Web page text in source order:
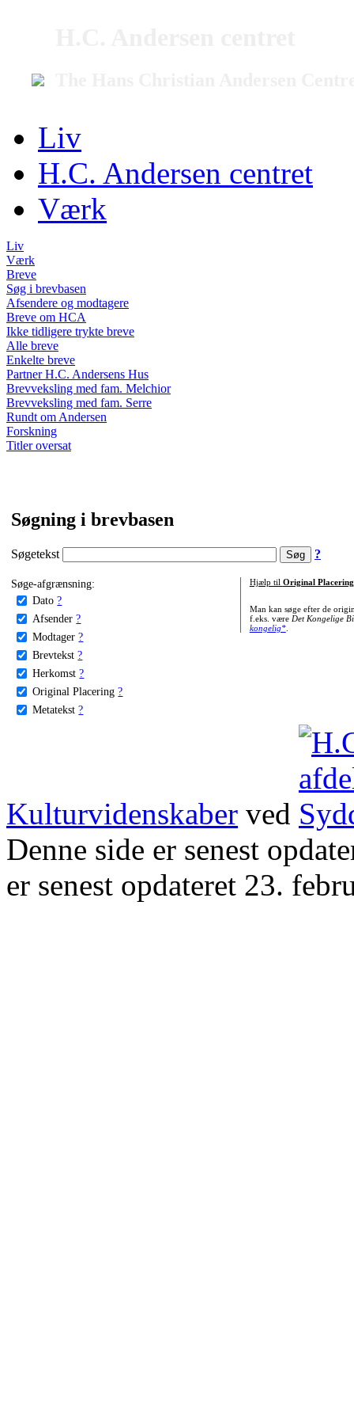
Liv
H.C. Andersen centret
Værk
Liv
Værk
Breve
Søg i brevbasen
Afsendere og modtagere
Breve om HCA
Ikke tidligere trykte breve
Alle breve
Enkelte breve
Partner H.C. Andersens Hus
Brevveksling med fam. Melchior
Brevveksling med fam. Serre
Rundt om Andersen
Forskning
Titler oversat
Søgning i brevbasen
Søgetekst ?
Søge-afgrænsning:
Dato ?
Afsender ?
Modtager ?
Brevtekst ?
Herkomst ?
Original Placering ?
Metatekst ?
Hjælp til Original Placering
Man kan søge efter de
f.eks. være Det Kongelige
kongelig*.
Kulturvidenskaber ved
Denne side er senest
er senest opdateret 23.